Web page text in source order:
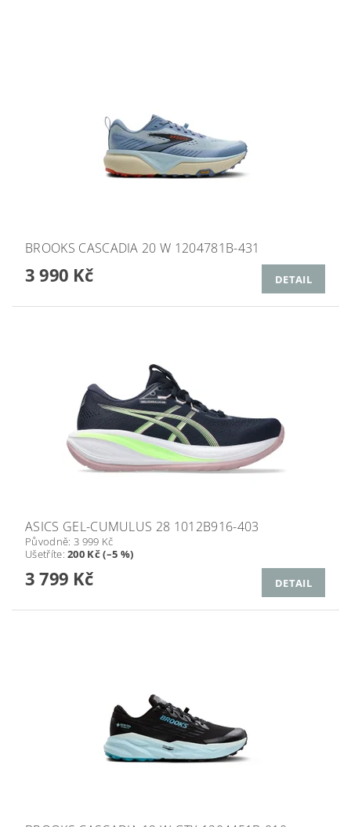
BROOKS CASCADIA 20 W 1204781B-431
3 990 Kč DETAIL
ASICS GEL-CUMULUS 28 1012B916-403
Původně: 3 999 Kč
Ušetříte:200 Kč (–5 %)
3 799 Kč DETAIL